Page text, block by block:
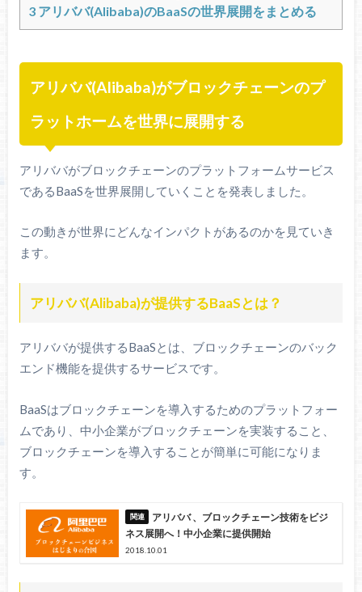
3アリババ(Alibaba)のBaaSの世界展開をまとめる
アリババ(Alibaba)がブロックチェーンのプ
ラットホームを世界に展開する
アリババがブロックチェーンのプラットフォームサービス
であるBaaSを世界展開していくことを発表しました。
この動きが世界にどんなインパクトがあるのかを見ていき
ます。
アリババ(Alibaba)が提供するBaaSとは？
アリババが提供するBaaSとは、ブロックチェーンのバック
エンド機能を提供するサービスです。
BaaSはブロックチェーンを導入するためのプラットフォー
ムであり、中小企業がブロックチェーンを実装すること、
ブロックチェーンを導入することが簡単に可能になりま
す。
アリババ 、ブロックチェーン技術をビジ
ネス展開へ！中小企業に提供開始
2018.10.01